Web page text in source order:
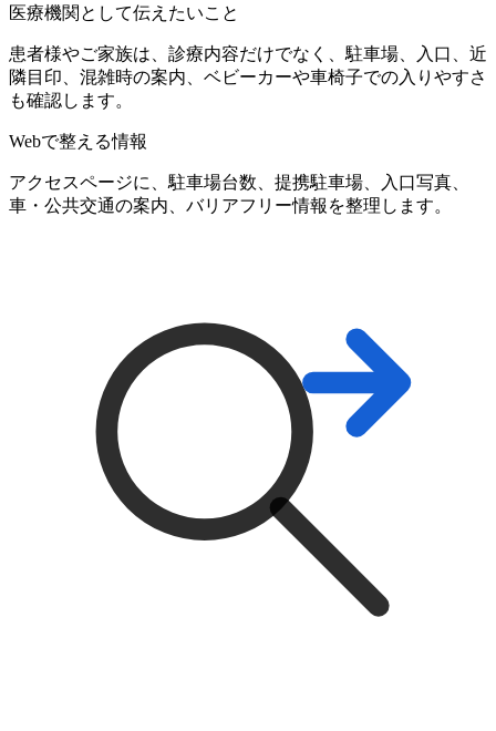
医療機関として伝えたいこと
患者様やご家族は、診療内容だけでなく、駐車場、入口、近
隣目印、混雑時の案内、ベビーカーや車椅子での入りやすさ
も確認します。
Webで整える情報
アクセスページに、駐車場台数、提携駐車場、入口写真、
車・公共交通の案内、バリアフリー情報を整理します。